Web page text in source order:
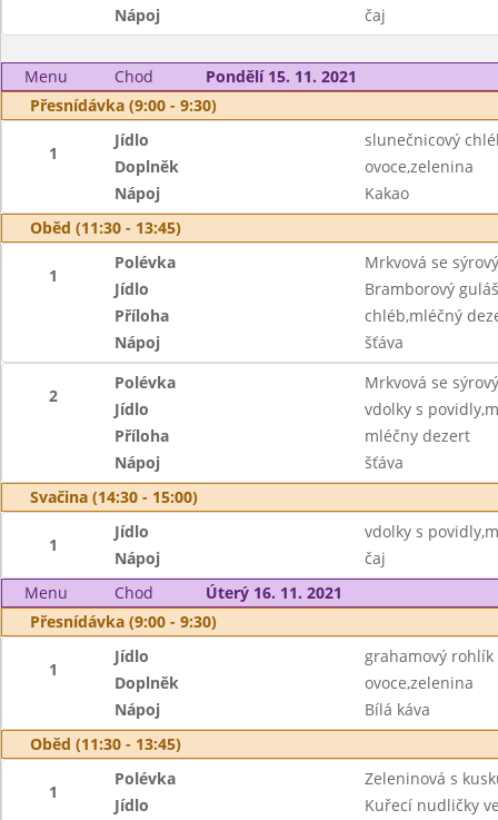
Nápoj
čaj
Menu Chod
Pondělí 15. 11. 2021
Přesnídávka (9:00 - 9:30)
1
Jídlo
slunečnicový
Doplněk
ovoce,zelenina
Nápoj
Kakao
Oběd (11:30 - 13:45)
1
Polévka
Mrkvová se
Jídlo
Bramborový
Příloha
chléb,mléčný
Nápoj
šťáva
2
Polévka
Mrkvová se
Jídlo
vdolky s
Příloha
mléčny dezert
Nápoj
šťáva
Svačina (14:30 - 15:00)
1
Jídlo
vdolky s
Nápoj
čaj
Menu
Chod
Úterý 16. 11. 2021
Přesnídávka (9:00 - 9:30)
1
Jídlo
grahamový
Doplněk
ovoce,zelenina
Nápoj
Bílá káva
Oběd (11:30 - 13:45)
1
Polévka
Zeleninová s
Jídlo
Kuřecí nudličky